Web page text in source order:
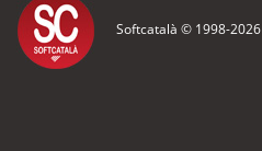
Softcatalà © 1998-2026